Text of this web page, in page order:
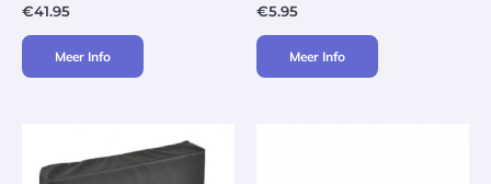
€41.95
Meer Info
€5.95
Meer Info